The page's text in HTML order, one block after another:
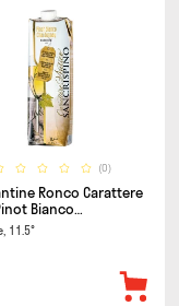
(0)
Ronco Carattere
Bianco
Rubicone IGT 1л
11.5°